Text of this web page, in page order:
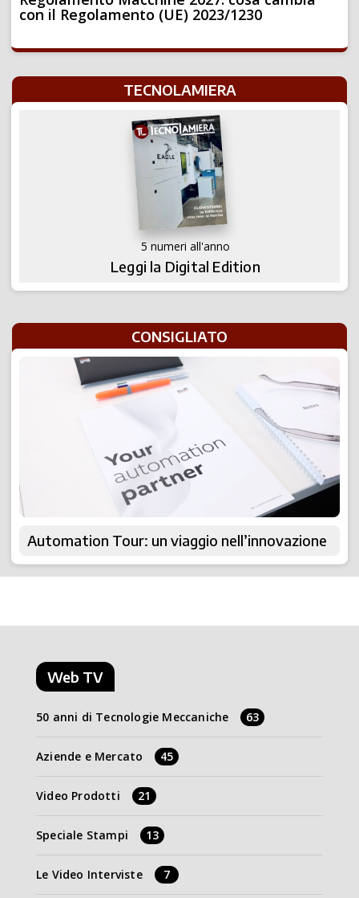
con il Regolamento (UE) 2023/1230
TECNOLAMIERA
5 numeri all'anno
Leggi la Digital Edition
CONSIGLIATO
Automation Tour: un viaggio nell’innovazione
Web TV
50 anni di Tecnologie Meccaniche 63
Aziende e Mercato 45
Video Prodotti 21
Speciale Stampi 13
Le Video Interviste 7